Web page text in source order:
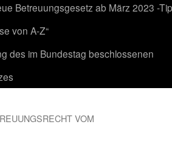
Betreuungsgesetz ab März 2023 -
von A-Z“
des im Bundestag beschlossenen
VOM